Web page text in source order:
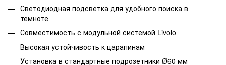
Светодиодная подсветка для удобного поиска в
темноте
Совместимость с модульной системой Livolo
Высокая устойчивость к царапинам
Установка в стандартные подрозетники Ø60 мм